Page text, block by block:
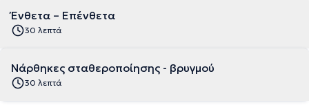
Ένθετα – Επένθετα
30 λεπτά
Νάρθηκες σταθεροποίησης - βρυγμού
30 λεπτά